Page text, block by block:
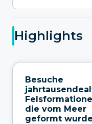
Highlights
Besuche
die vom Meer
geformt